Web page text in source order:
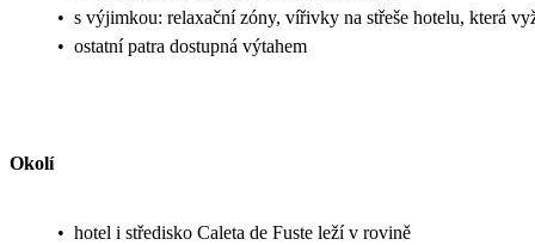
• s výjimkou: relaxační zóny, vířivky na střeše hotelu, která
• ostatní patra dostupná výtahem
Okolí
• hotel i středisko Caleta de Fuste leží v rovině